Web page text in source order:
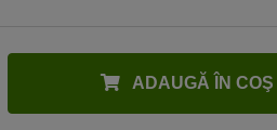
ADAUGĂ ÎN COŞ